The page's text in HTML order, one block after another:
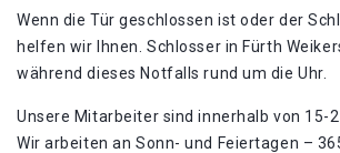
Wenn die Tür geschlossen ist oder der
helfen wir Ihnen. Schlosser in Fürth
während dieses Notfalls rund um die Uhr.
Unsere Mitarbeiter sind innerhalb von 15-
Wir arbeiten an Sonn- und Feiertagen –